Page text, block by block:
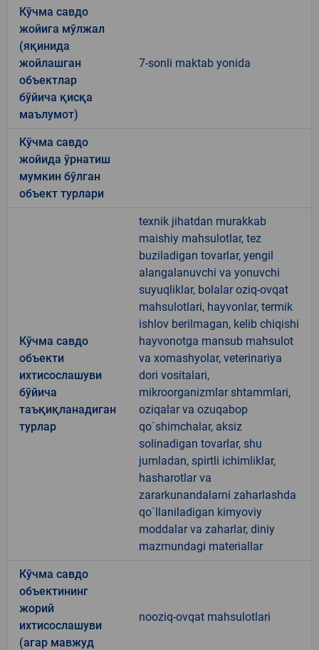
Кўчма савдо
жойига мўлжал
(яқинида
жойлашган
объектлар
бўйича қисқа
маълумот)
7-sonli maktab yonida
Кўчма савдо
жойида ўрнатиш
мумкин бўлган
объект турлари
Кўчма савдо
объекти
ихтисослашуви
бўйича
таъқиқланадиган
турлар
texnik jihatdan murakkab
maishiy mahsulotlar, tez
buziladigan tovarlar, yengil
alangalanuvchi va yonuvchi
suyuqliklar, bolalar oziq-ovqat
mahsulotlari, hayvonlar, termik
ishlov berilmagan, kelib chiqishi
hayvonotga mansub mahsulot
va xomashyolar, veterinariya
dori vositalari,
mikroorganizmlar shtammlari,
oziqalar va ozuqabop
qo`shimchalar, aksiz
solinadigan tovarlar, shu
jumladan, spirtli ichimliklar,
hasharotlar va
zararkunandalarni zaharlashda
qo`llaniladigan kimyoviy
moddalar va zaharlar, diniy
mazmundagi materiallar
Кўчма савдо
объектининг
жорий
ихтисослашуви
(агар мавжуд
nooziq-ovqat mahsulotlari